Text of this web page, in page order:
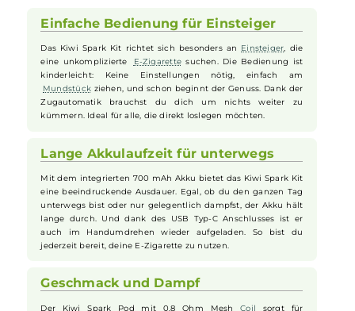
ist mit einer einfachen Zugautomatik ausgestattet, die keine
weiteren Einstellungen erfordert, und verfügt über eine praktische
Side-Fill-Funktion für den 2.0 ml Liquid
-Tank. Zusätzlich bietet das
Kiwi Spark Kit einen Cotton-Filter für ein noch authentischeres
Raucherlebnis und garantiert dank magnetischer Pod-Fixierung
sicheren Halt.
Einfache Bedienung für Einsteiger
Das Kiwi Spark Kit richtet sich besonders an Einsteiger
eine unkomplizierte E-Zigarette suchen. Die Bedienung ist
kinderleicht: Keine Einstellungen nötig, einfach am
Mundstückziehen, und schon beginnt der Genuss. Dank der
Zugautomatik brauchst du dich um nichts weiter zu
Lange Akkulaufzeit für unterwegs